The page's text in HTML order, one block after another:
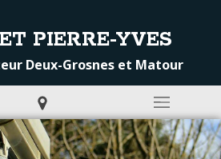
PIERRE-YVES
Deux-Grosnes et Matour